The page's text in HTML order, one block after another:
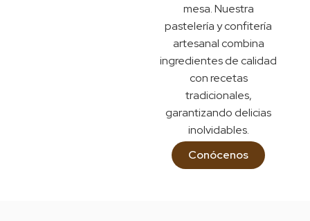
mesa. Nuestra
pastelería y confitería
artesanal combina
ingredientes de calidad
con recetas
tradicionales,
garantizando delicias
inolvidables.
Conócenos